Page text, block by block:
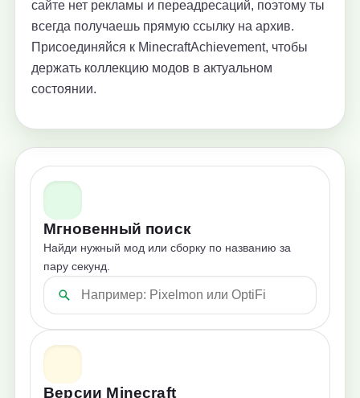
сайте нет рекламы и переадресаций, поэтому ты
всегда получаешь прямую ссылку на архив.
Присоединяйся к MinecraftAchievement, чтобы
держать коллекцию модов в актуальном
состоянии.
Мгновенный поиск
Найди нужный мод или сборку по названию за
пару секунд.
Версии Minecraft